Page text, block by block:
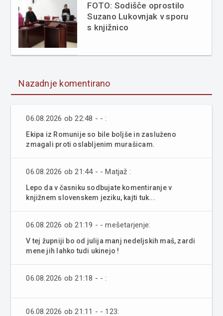
FOTO: Sodišče oprostilo
Suzano Lukovnjak v sporu
s knjižnico
Nazadnje komentirano
06.08.2026 ob 22:48 - - :
Ekipa iz Romunije so bile boljše in zasluženo
zmagali proti oslabljenim murašicam.
06.08.2026 ob 21:44 - - Matjaž :
Lepo da v časniku sodbujate komentiranje v
knjižnem slovenskem jeziku, kajti tuk...
06.08.2026 ob 21:19 - - mešetarjenje:
V tej župniji bo od julija manj nedeljskih maš, zardi
mene jih lahko tudi ukinejo !
06.08.2026 ob 21:18 - - :
06.08.2026 ob 21:11 - - 123: